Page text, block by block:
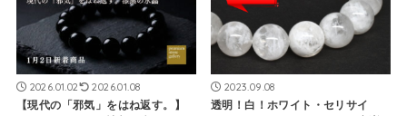
2026.01.02 2026.01.08
【現代の「邪気」をはね返す。】
2023.09.08
透明！白！ホワイト・セリサイ